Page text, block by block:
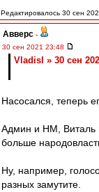
Редактировалось 30 сен
Авверс -
30 сен 2021 23:48
Vladisl » 30 сен
Насосался, теперь
Админ и НМ, Виталь
больше
Ну, например,
разных замутите.